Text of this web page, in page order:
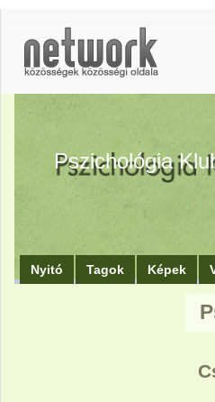
Pszichológia
Nyitó Tagok Képek